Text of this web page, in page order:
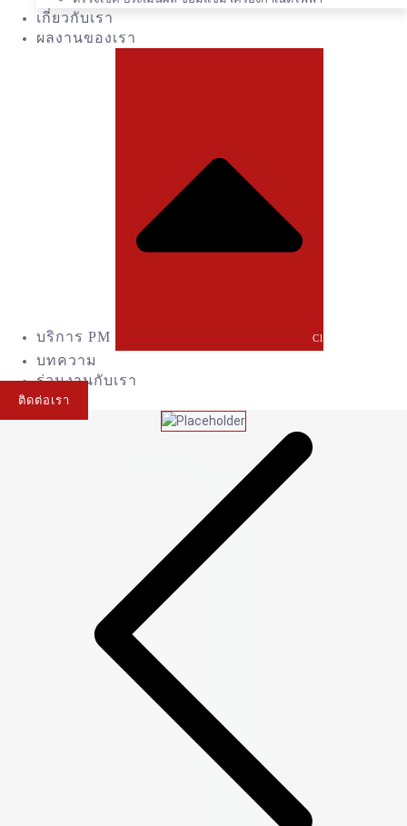
เกี่ยวกับเรา
ผลงานของเรา
บริการ PM Close บริการ PM
บทความ
ร่วมงานกับเรา
ติดต่อเรา